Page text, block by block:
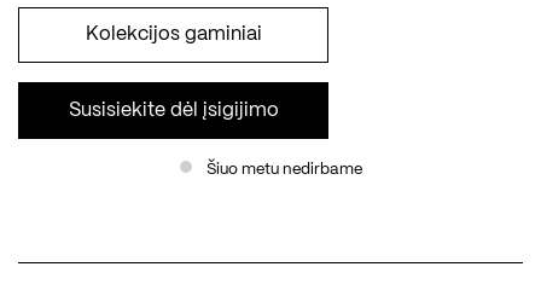
Kolekcijos gaminiai
Susisiekite dėl įsigijimo
Šiuo metu nedirbame